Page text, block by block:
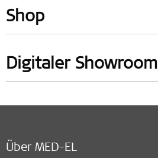
Shop
Digitaler Showroom
Über MED-EL